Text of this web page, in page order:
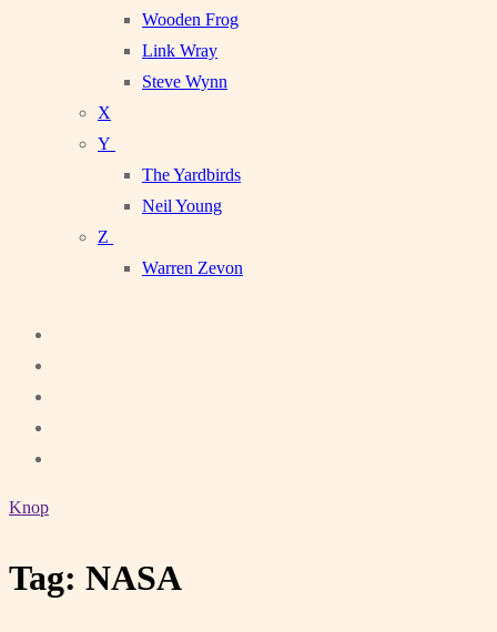
Wooden Frog
Link Wray
Steve Wynn
X
Y
The Yardbirds
Neil Young
Z
Warren Zevon
Knop
Tag: NASA